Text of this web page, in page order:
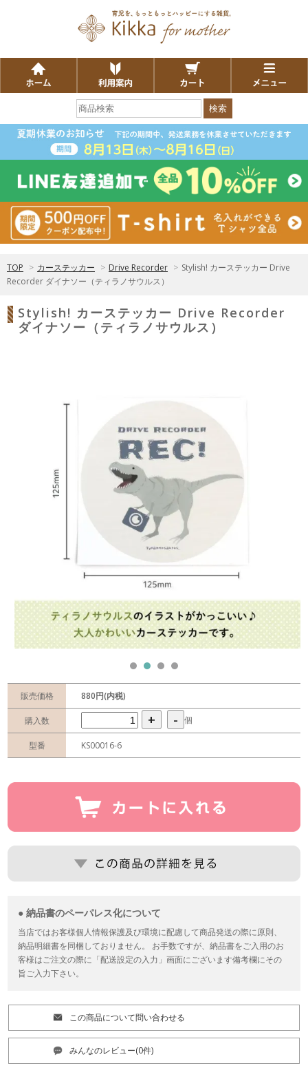
検索
TOP > カーステッカー > Drive Recorder > Stylish! カーステッカー Drive
Recorder ダイナソー（ティラノサウルス）
Stylish! カーステッカー Drive Recorder
ダイナソー（ティラノサウルス）
販売価格 880円(内税)
購入数 + - 個
型番 KS00016-6
● 納品書のペーパレス化について
当店ではお客様個人情報保護及び環境に配慮して商品発送の際に原則、
納品明細書を同梱しておりません。 お手数ですが、納品書をご入用のお
客様はご注文の際に「配送設定の入力」画面にございます備考欄にその
旨ご入力下さい。
この商品について問い合わせる
みんなのレビュー(0件)